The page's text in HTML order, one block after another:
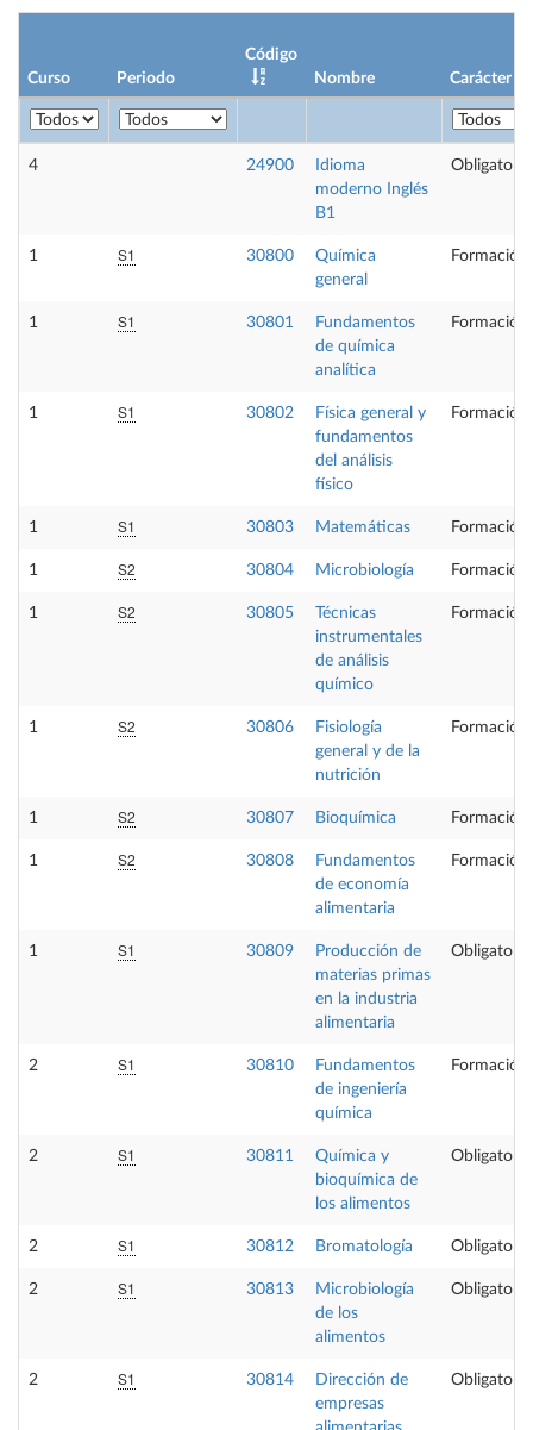
Curso Periodo
Código
Nombre
Carácter
4 24900
Idioma
moderno Inglés
B1
Obligatoria
1 S1 30800
Química
general
Formación
1 S1 30801
Fundamentos
de química
analítica
Formación
1 S1 30802
Física general y
fundamentos
del análisis
físico
Formación
1 S1 30803 Matemáticas Formación
1 S2 30804 Microbiología Formación
1 S2 30805
Técnicas
instrumentales
de análisis
químico
Formación
1 S2 30806
Fisiología
general y de la
nutrición
Formación
1 S2 30807 Bioquímica Formación
1 S2 30808
Fundamentos
de economía
alimentaria
Formación
1 S1 30809
Producción de
materias primas
en la industria
alimentaria
Obligatoria
2 S1 30810
Fundamentos
de ingeniería
química
Formación
2 S1 30811
Química y
bioquímica de
los alimentos
Obligatoria
2 S1 30812 Bromatología Obligatoria
2 S1 30813
Microbiología
de los
alimentos
Obligatoria
2 S1 30814
Dirección de
empresas
Obligatoria